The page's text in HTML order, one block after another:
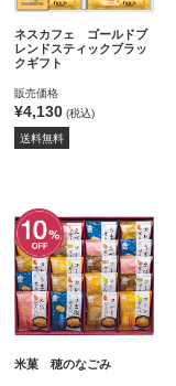
ネスカフェ ゴールドブ
レンドスティックブラッ
クギフト
販売価格
¥4,130 (税込)
送料無料
米菓 穂のなごみ